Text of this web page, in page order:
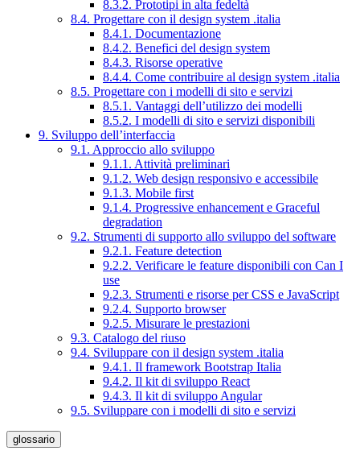
8.3.2. Prototipi in alta fedeltà
8.4. Progettare con il design system .italia
8.4.1. Documentazione
8.4.2. Benefici del design system
8.4.3. Risorse operative
8.4.4. Come contribuire al design system .italia
8.5. Progettare con i modelli di sito e servizi
8.5.1. Vantaggi dell’utilizzo dei modelli
8.5.2. I modelli di sito e servizi disponibili
9. Sviluppo dell’interfaccia
9.1. Approccio allo sviluppo
9.1.1. Attività preliminari
9.1.2. Web design responsivo e accessibile
9.1.3. Mobile first
9.1.4. Progressive enhancement e Graceful
degradation
9.2. Strumenti di supporto allo sviluppo del software
9.2.1. Feature detection
9.2.2. Verificare le feature disponibili con Can I
use
9.2.3. Strumenti e risorse per CSS e JavaScript
9.2.4. Supporto browser
9.2.5. Misurare le prestazioni
9.3. Catalogo del riuso
9.4. Sviluppare con il design system .italia
9.4.1. Il framework Bootstrap Italia
9.4.2. Il kit di sviluppo React
9.4.3. Il kit di sviluppo Angular
9.5. Sviluppare con i modelli di sito e servizi
glossario